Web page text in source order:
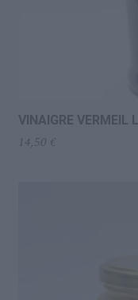
VINAIGRE VERMEIL
14,50 €